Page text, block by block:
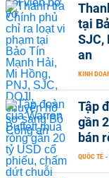
tại
SJC,
an
KINH
Tập
gần
bán
QUỐC TẾ -